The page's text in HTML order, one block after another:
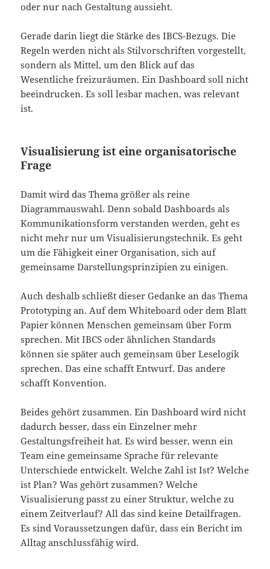
oder nur nach Gestaltung aussieht.
Gerade darin liegt die Stärke des IBCS-Bezugs. Die
Regeln werden nicht als Stilvorschriften vorgestellt,
sondern als Mittel, um den Blick auf das
Wesentliche freizuräumen. Ein Dashboard soll nicht
beeindrucken. Es soll lesbar machen, was relevant
ist.
Visualisierung ist eine organisatorische
Frage
Damit wird das Thema größer als reine
Diagrammauswahl. Denn sobald Dashboards als
Kommunikationsform verstanden werden, geht es
nicht mehr nur um Visualisierungstechnik. Es geht
um die Fähigkeit einer Organisation, sich auf
gemeinsame Darstellungsprinzipien zu einigen.
Auch deshalb schließt dieser Gedanke an das Thema
Prototyping an. Auf dem Whiteboard oder dem Blatt
Papier können Menschen gemeinsam über Form
sprechen. Mit IBCS oder ähnlichen Standards
können sie später auch gemeinsam über Leselogik
sprechen. Das eine schafft Entwurf. Das andere
schafft Konvention.
Beides gehört zusammen. Ein Dashboard wird nicht
dadurch besser, dass ein Einzelner mehr
Gestaltungsfreiheit hat. Es wird besser, wenn ein
Team eine gemeinsame Sprache für relevante
Unterschiede entwickelt. Welche Zahl ist Ist? Welche
ist Plan? Was gehört zusammen? Welche
Visualisierung passt zu einer Struktur, welche zu
einem Zeitverlauf? All das sind keine Detailfragen.
Es sind Voraussetzungen dafür, dass ein Bericht im
Alltag anschlussfähig wird.